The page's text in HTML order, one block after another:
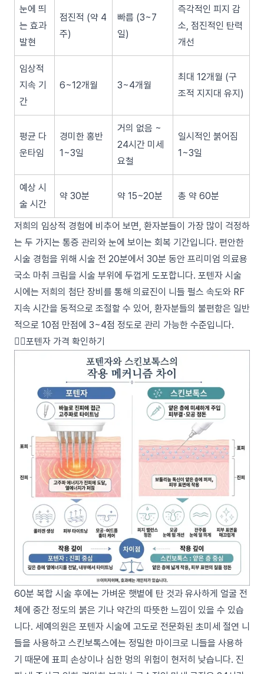
눈에 띄
는 효과
발현
점진적 (약 4
주)
빠름 (3~7
일)
즉각적인 피지 감
소, 점진적인 탄력
개선
임상적
지속 기
간
6~12개월 3~4개월
최대 12개월 (구
조적 지지대 유지)
평균 다
운타임
경미한 홍반
1~3일
거의 없음 ~
24시간 미세
요철
일시적인 붉어짐
1~3일
예상 시
술 시간
약 30분 약 15~20분 총 약 60분
저희의 임상적 경험에 비추어 보면, 환자분들이 가장 많이 걱정하
는 두 가지는 통증 관리와 눈에 보이는 회복 기간입니다. 편안한
시술 경험을 위해 시술 전 20분에서 30분 동안 프리미엄 의료용
국소 마취 크림을 시술 부위에 두껍게 도포합니다. 포텐자 시술
시에는 저희의 첨단 장비를 통해 의료진이 니들 펄스 속도와 RF
지속 시간을 동적으로 조절할 수 있어, 환자분들의 불편함은 일반
적으로 10점 만점에 3~4점 정도로 관리 가능한 수준입니다.
👉🏻포텐자 가격 확인하기
60분 복합 시술 후에는 가벼운 햇볕에 탄 것과 유사하게 얼굴 전
체에 중간 정도의 붉은 기나 약간의 따뜻한 느낌이 있을 수 있습
니다. 세예의원은 포텐자 시술에 고도로 전문화된 초미세 절연 니
들을 사용하고 스킨보톡스에는 정밀한 마이크로 니들을 사용하
기 때문에 표피 손상이나 심한 멍의 위험이 현저히 낮습니다. 진